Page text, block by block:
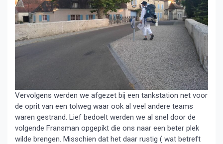
Vervolgens werden we afgezet bij een tankstation net voor
de oprit van een tolweg waar ook al veel andere teams
waren gestrand. Lief bedoelt werden we al snel door de
volgende Fransman opgepikt die ons naar een beter plek
wilde brengen. Misschien dat het daar rustig ( wat betreft